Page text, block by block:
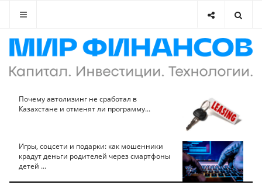
Почему автолизинг не сработал в
Казахстане и отменят ли программу...
Игры, соцсети и подарки: как мошенники
крадут деньги родителей через смартфоны
детей ...